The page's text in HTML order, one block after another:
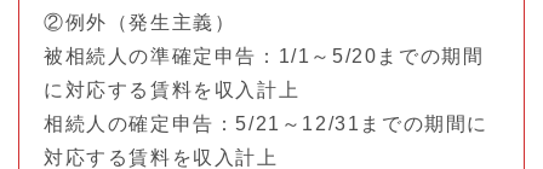
②例外（発生主義）
被相続人の準確定申告：1/1～5/20までの期間
に対応する賃料を収入計上
相続人の確定申告：5/21～12/31までの期間に
対応する賃料を収入計上